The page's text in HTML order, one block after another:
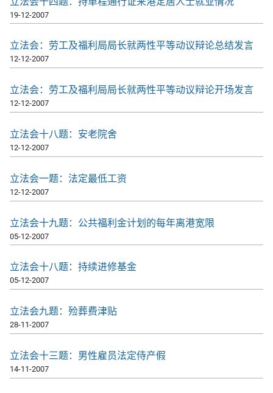
19-12-2007
立法会：劳工及福利局局长就两性平等动议辩论总结发言
12-12-2007
立法会：劳工及福利局局长就两性平等动议辩论开场发言
12-12-2007
立法会十八题：安老院舍
12-12-2007
立法会一题：法定最低工资
12-12-2007
立法会十九题：公共福利金计划的每年离港宽限
05-12-2007
立法会十八题：持续进修基金
05-12-2007
立法会九题：殓葬费津贴
28-11-2007
立法会十三题：男性雇员法定侍产假
14-11-2007